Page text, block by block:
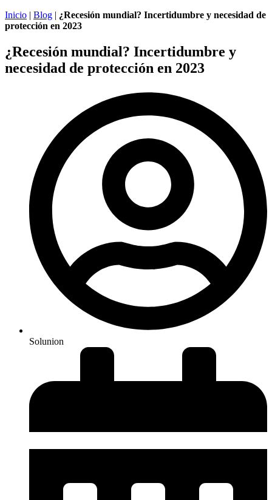
Inicio | Blog | ¿Recesión mundial? Incertidumbre y necesidad de
protección en 2023
¿Recesión mundial? Incertidumbre y
necesidad de protección en 2023
Solunion